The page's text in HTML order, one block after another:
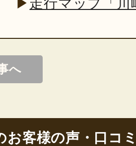
▶ 走行マップ「川
へ
お客様の声・口コ